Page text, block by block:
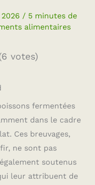
/ 5 minutes de
alimentaires
votes)
fermentées
dans le cadre
Ces breuvages,
ne sont pas
soutenus
leur attribuent de